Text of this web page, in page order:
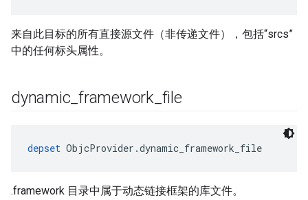
来自此目标的所有直接源文件（非传递文件），包括“srcs”
中的任何标头属性。
dynamic _framework_ file
depset ObjcProvider.dynamic_framework_file
.framework 目录中属于动态链接框架的库文件。